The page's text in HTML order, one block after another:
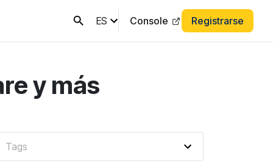
ES Console Registrarse
y más